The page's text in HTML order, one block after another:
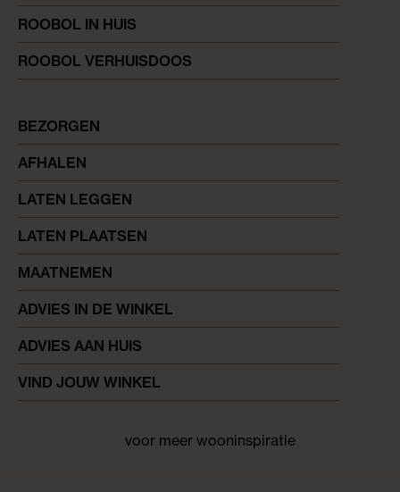
ROOBOL IN HUIS
ROOBOL VERHUISDOOS
BEZORGEN
AFHALEN
LATEN LEGGEN
LATEN PLAATSEN
MAATNEMEN
ADVIES IN DE WINKEL
ADVIES AAN HUIS
VIND JOUW WINKEL
voor meer wooninspiratie